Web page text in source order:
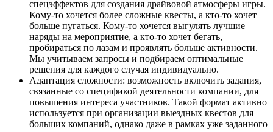
спецэффектов для создания драйвовой атмосферы игры.
Кому-то хочется более сложные квесты, а кто-то хочет
больше пугаться. Кому-то хочется выгулять лучшие
наряды на мероприятие, а кто-то хочет бегать,
пробираться по лазам и проявлять больше активности.
Мы учитываем запросы и подбираем оптимальные
решения для каждого случая индивидуально.
Адаптация сложности: возможность включить задания,
связанные со спецификой деятельности компании, для
повышения интереса участников. Такой формат активно
используется при организации выездных квестов для
больших компаний, однако даже в рамках уже заданного